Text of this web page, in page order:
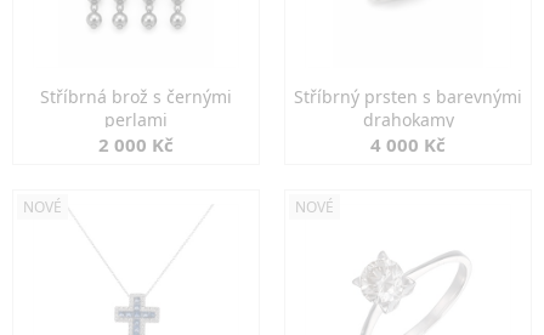
Stříbrná brož s černými
perlami
2 000 Kč
Stříbrný prsten s barevnými
drahokamy
4 000 Kč
NOVÉ NOVÉ